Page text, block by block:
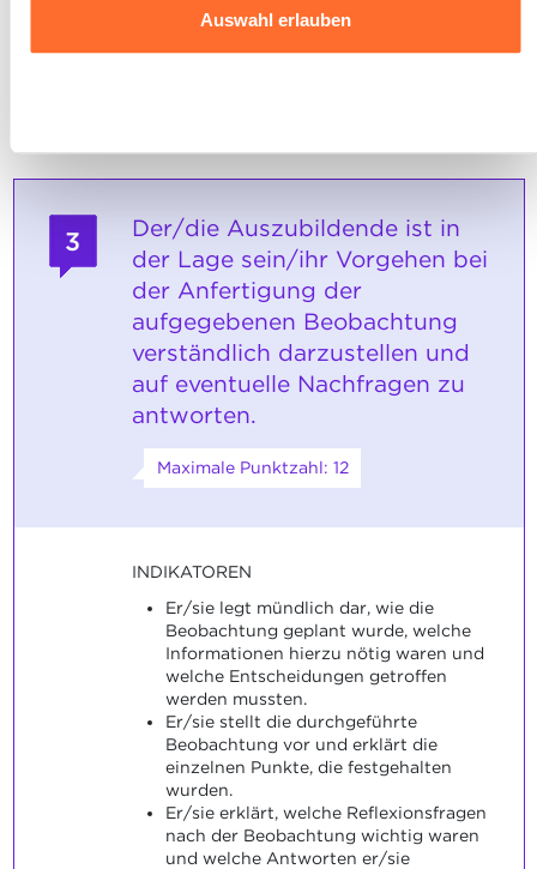
Ausführlichere Informationen darüber, wie wir Cookies
Auswahl erlauben
Personenbeschreibung sind komplett und
3
Der/die Auszubildende ist in
der Lage sein/ihr Vorgehen bei
der Anfertigung der
aufgegebenen Beobachtung
verständlich darzustellen und
auf eventuelle Nachfragen zu
antworten.
Maximale Punktzahl: 12
INDIKATOREN
Er/sie legt mündlich dar, wie die
Beobachtung geplant wurde, welche
Informationen hierzu nötig waren und
welche Entscheidungen getroffen
werden mussten.
Er/sie stellt die durchgeführte
Beobachtung vor und erklärt die
einzelnen Punkte, die festgehalten
wurden.
Er/sie erklärt, welche Reflexionsfragen
nach der Beobachtung wichtig waren
und welche Antworten er/sie